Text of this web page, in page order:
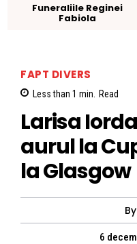
Funeraliile Reginei
Fabiola